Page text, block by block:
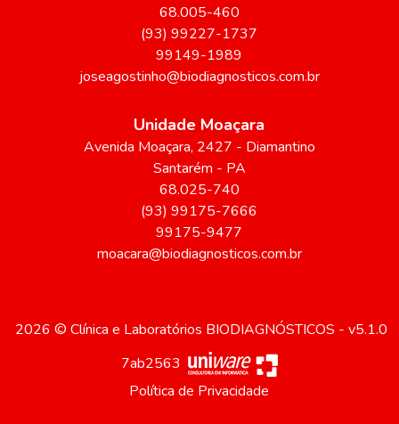
68.005-460
(93) 99227-1737
99149-1989
joseagostinho@biodiagnosticos.com.br
Unidade Moaçara
Avenida Moaçara, 2427 - Diamantino
Santarém - PA
68.025-740
(93) 99175-7666
99175-9477
moacara@biodiagnosticos.com.br
2026 © Clínica e Laboratórios BIODIAGNÓSTICOS - v5.1.0
7ab2563
Política de Privacidade